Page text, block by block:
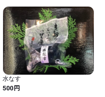
水なす
500円